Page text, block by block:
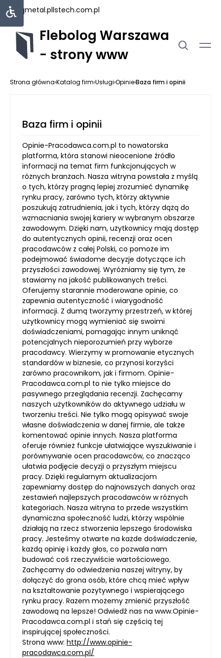
uniqmetal.pllstech.com.pl
Flebolog Warszawa
- strony www
Strona główna›Katalog firm›Usługi›Opinie›Baza firm i opinii
Baza firm i opinii
Opinie-Pracodawca.com.pl to nowatorska
platforma, która stanowi nieocenione źródło
informacji na temat firm funkcjonujących w
różnych branżach. Nasza witryna powstała z myślą
o tych, którzy pragną lepiej zrozumieć dynamikę
rynku pracy, zarówno tych, którzy aktywnie
poszukują zatrudnienia, jak i tych, którzy dążą do
wzmacniania swojej kariery w wybranym obszarze
zawodowym. Dzięki nam, użytkownicy mają dostęp
do autentycznych opinii, recenzji oraz ocen
pracodawców z całej Polski, co pomoże im
podejmować świadome decyzje dotyczące ich
przyszłości zawodowej. Wyróżniamy się tym, że
stawiamy na jakość publikowanych treści.
Oferujemy starannie moderowane opinie, co
zapewnia autentyczność i wiarygodność
informacji. Z dumą tworzymy przestrzeń, w której
użytkownicy mogą wymieniać się swoimi
doświadczeniami, pomagając innym uniknąć
potencjalnych nieporozumień przy wyborze
pracodawcy. Wierzymy w promowanie etycznych
standardów w biznesie, co przynosi korzyści
zarówno pracownikom, jak i firmom. Opinie-
Pracodawca.com.pl to nie tylko miejsce do
pasywnego przeglądania recenzji. Zachęcamy
naszych użytkowników do aktywnego udziału w
tworzeniu treści. Nie tylko mogą opisywać swoje
własne doświadczenia w danej firmie, ale także
komentować opinie innych. Nasza platforma
oferuje również funkcje ułatwiające wyszukiwanie i
porównywanie ocen pracodawców, co znacząco
ułatwia podjęcie decyzji o przyszłym miejscu
pracy. Dzięki regularnym aktualizacjom
zapewniamy dostęp do najnowszych danych oraz
zestawień najlepszych pracodawców w różnych
kategoriach. Nasza witryna to przede wszystkim
dynamiczna społeczność ludzi, którzy wspólnie
działają na rzecz stworzenia lepszego środowiska
pracy. Jesteśmy otwarte na każde doświadczenie,
każdą opinię i każdy głos, co pozwala nam
budować coś rzeczywiście wartościowego.
Zachęcamy do odwiedzenia naszej witryny, by
dołączyć do grona osób, które chcą mieć wpływ
na kształtowanie pozytywnego i wspierającego
rynku pracy. Razem możemy zmienić przyszłość
zawodową na lepsze! Odwiedź nas na www.Opinie-
Pracodawca.com.pl i stań się częścią tej
inspirującej społeczności.
Strona www: http://www.opinie-
pracodawca.com.pl/